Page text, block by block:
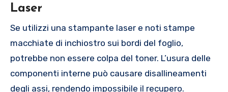
Laser
Se utilizzi una stampante laser e noti stampe
macchiate di inchiostro sui bordi del foglio,
potrebbe non essere colpa del toner. L’usura delle
componenti interne può causare disallineamenti
degli assi, rendendo impossibile il recupero.